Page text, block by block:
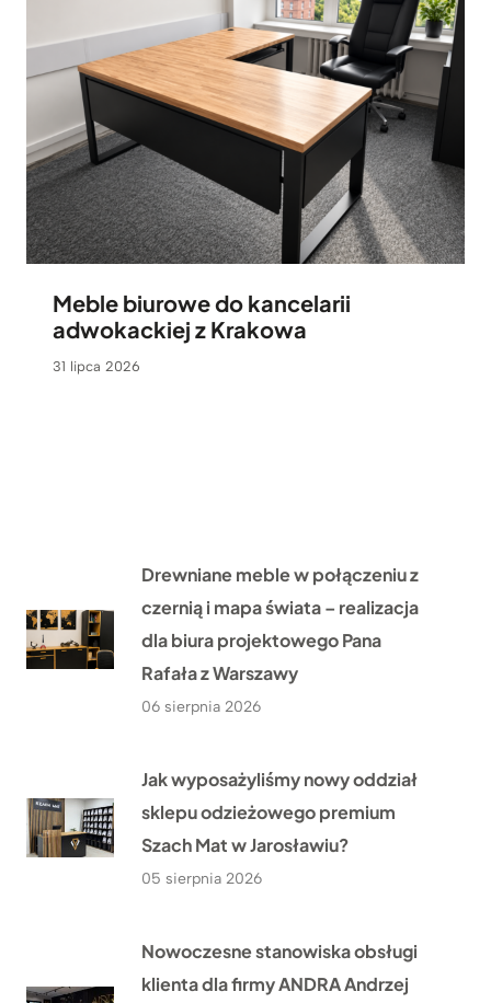
Meble biurowe do kancelarii
adwokackiej z Krakowa
31 lipca 2026
Drewniane meble w połączeniu z
czernią i mapa świata – realizacja
dla biura projektowego Pana
Rafała z Warszawy
06 sierpnia 2026
Jak wyposażyliśmy nowy oddział
sklepu odzieżowego premium
Szach Mat w Jarosławiu?
05 sierpnia 2026
Nowoczesne stanowiska obsługi
klienta dla firmy ANDRA Andrzej